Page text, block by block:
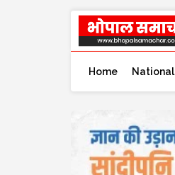
Home National